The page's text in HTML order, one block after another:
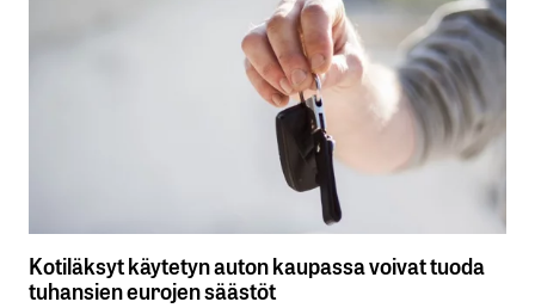
Kotiläksyt käytetyn auton kaupassa voivat tuoda
tuhansien eurojen säästöt